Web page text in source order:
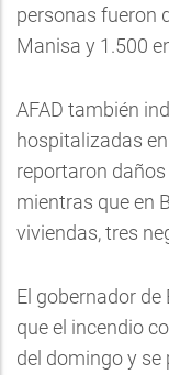
personas fueron
Manisa y 1.500
AFAD también
hospitalizadas
reportaron
mientras que en
viviendas, tres
El gobernador de
que el incendio
del domingo y se